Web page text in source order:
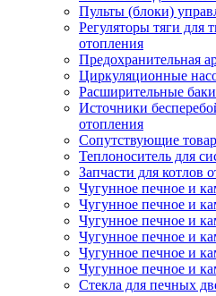
Пульты (блоки)
Регуляторы тяги для
отопления
Предохранительная
Циркуляционные
Расширительные
Источники
отопления
Сопутствующие
Теплоноситель для
Запчасти для котлов
Чугунное печное и
Чугунное печное и
Чугунное печное и
Чугунное печное и
Чугунное печное и
Чугунное печное и
Стекла для печных